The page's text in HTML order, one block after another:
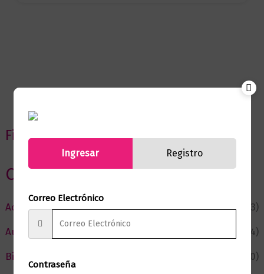
Filtrar por precio
Categorias
Actualidad
(53)
Autor del Mes
(4)
Bienestar
(230)
Ingresar Registro
Correo Electrónico
Contraseña